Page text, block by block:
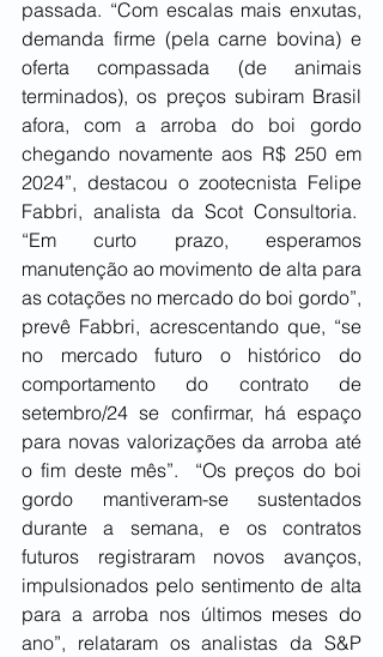
passada. “Com escalas mais enxutas,
demanda firme (pela carne bovina) e
oferta compassada (de animais
terminados), os preços subiram Brasil
afora, com a arroba do boi gordo
chegando novamente aos R$ 250 em
2024”, destacou o zootecnista Felipe
Fabbri, analista da Scot Consultoria.
“Em curto prazo, esperamos
manutenção ao movimento de alta para
as cotações no mercado do boi gordo”,
prevê Fabbri, acrescentando que, “se
no mercado futuro o histórico do
comportamento do contrato de
setembro/24 se confirmar, há espaço
para novas valorizações da arroba até
o fim deste mês”.  “Os preços do boi
gordo mantiveram-se sustentados
durante a semana, e os contratos
futuros registraram novos avanços,
impulsionados pelo sentimento de alta
para a arroba nos últimos meses do
ano”, relataram os analistas da S&P